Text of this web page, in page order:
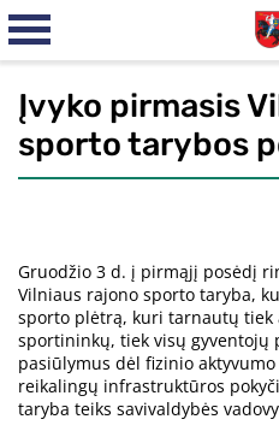
Įvyko pirmasis
sporto tarybos
Gruodžio 3 d. į pirmąjį posėdį
Vilniaus rajono sporto taryba,
sporto plėtrą, kuri tarnautų tiek
sportininkų, tiek visų gyventojų
pasiūlymus dėl fizinio
reikalingų infrastruktūros
taryba teiks savivaldybės